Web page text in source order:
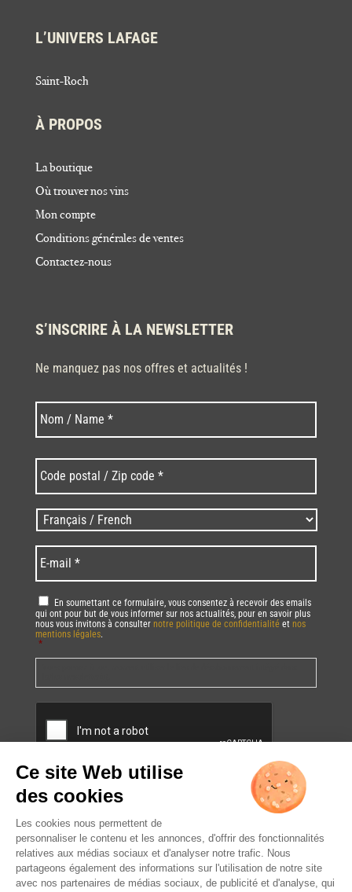
L’UNIVERS LAFAGE
Saint-Roch
À PROPOS
La boutique
Où trouver nos vins
Mon compte
Conditions générales de ventes
Contactez-nous
S’INSCRIRE À LA NEWSLETTER
Ne manquez pas nos offres et actualités !
Nom * Nom
postal
/
Zip
code
* *
Langues
/
Language *
mail *
RGPD *
En soumettant ce formulaire, vous consentez à recevoir des emails
qui ont pour but de vous informer sur nos actualités, pour en savoir plus
nous vous invitons à consulter notre politique de confidentialité et nos
mentions légales.
*